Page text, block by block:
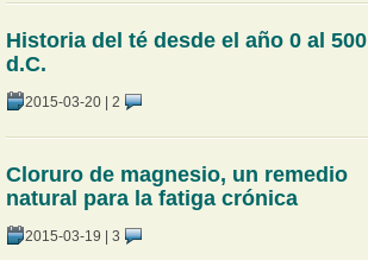
Historia del té desde el año 0 al 500
d.C.
2015-03-20| 2
Cloruro de magnesio, un remedio
natural para la fatiga crónica
2015-03-19 | 3